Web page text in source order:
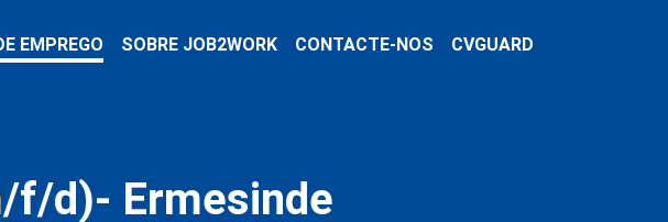
EMPREGO SOBRE JOB2WORK CONTACTE-NOS CVGUARD
f/d)- Ermesinde